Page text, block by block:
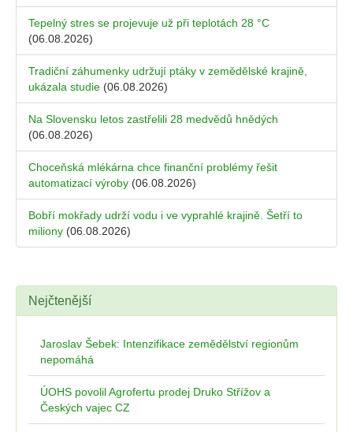
Tepelný stres se projevuje už při teplotách 28 °C
(06.08.2026)
Tradiční záhumenky udržují ptáky v zemědělské krajině,
ukázala studie (06.08.2026)
Na Slovensku letos zastřelili 28 medvědů hnědých
(06.08.2026)
Choceňská mlékárna chce finanční problémy řešit
automatizací výroby (06.08.2026)
Bobří mokřady udrží vodu i ve vyprahlé krajině. Šetří to
miliony (06.08.2026)
Nejčtenější
Jaroslav Šebek: Intenzifikace zemědělství regionům
nepomáhá
ÚOHS povolil Agrofertu prodej Druko Střížov a
Českých vajec CZ